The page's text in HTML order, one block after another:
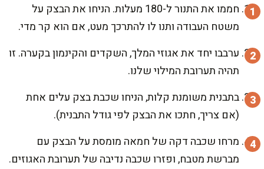
חממו את התנור ל-180 מעלות. הניחו את הבצק על
משטח העבודה ותנו לו להתרכך מעט, אם הוא קר מדי.
ערבבו יחד את אגוזי המלך, השקדים והקינמון בקערה. זו
תהיה תערובת המילוי שלנו.
בתבנית משומנת קלות, הניחו שכבת בצק עלים אחת
(אם צריך, חתכו את הבצק לפי גודל התבנית).
מרחו שכבה דקה של חמאה מומסת על הבצק עם
מברשת מטבח, ופזרו שכבה נדיבה של תערובת האגוזים.